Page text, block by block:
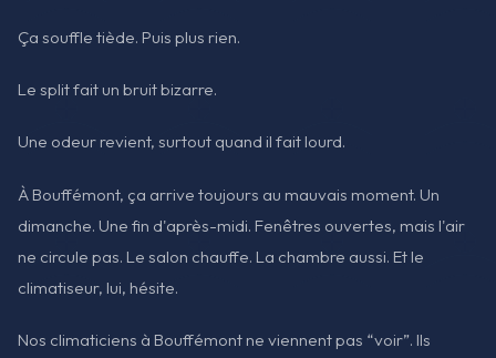
Ça souffle tiède. Puis plus rien.
Le split fait un bruit bizarre.
Une odeur revient, surtout quand il fait lourd.
À Bouffémont, ça arrive toujours au mauvais moment. Un
dimanche. Une fin d'après-midi. Fenêtres ouvertes, mais l'air
ne circule pas. Le salon chauffe. La chambre aussi. Et le
climatiseur, lui, hésite.
Nos climaticiens à Bouffémont ne viennent pas “voir”. Ils